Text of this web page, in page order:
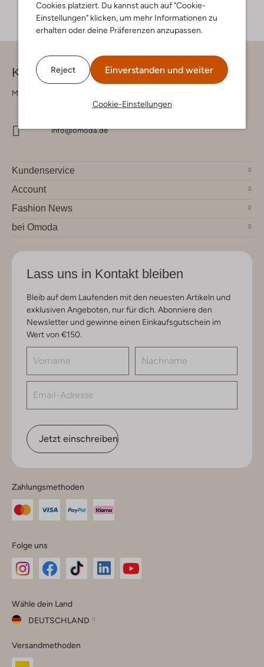
Cookies platziert. Du kannst auch auf "Cookie-
Einstellungen" klicken, um mehr Informationen zu
erhalten oder deine Präferenzen anzupassen.
Reject Einverstanden und weiter
Cookie-Einstellungen
Kontakt
Montag - Freitag 09:00 - 17:00 uur
info@omoda.de
Kundenservice
Account
Fashion News
bei Omoda
Lass uns in Kontakt bleiben
Bleib auf dem Laufenden mit den neuesten Artikeln und
exklusiven Angeboten, nur für dich. Abonniere den
Newsletter und gewinne einen Einkaufsgutschein im
Wert von €150.
Jetzt einschreiben
Zahlungsmethoden
Folge uns
Instagram
Facebook
TikTok
Wähle dein Land
DEUTSCHLAND
dein
Land
Versandmethoden